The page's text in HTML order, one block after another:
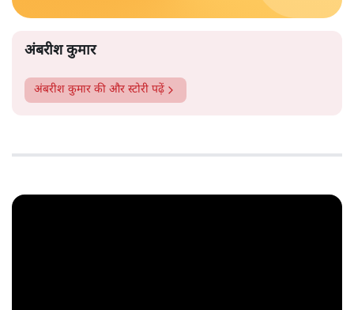
अंबरीश कुमार
अंबरीश कुमार की और स्टोरी पढ़ें